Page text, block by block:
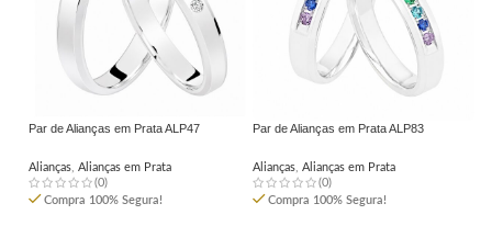
Par de Alianças em Prata ALP47
Alianças, Alianças em Prata
(0)
Compra 100% Segura!
Par de Alianças em Prata ALP83
Alianças, Alianças em Prata
(0)
Compra 100% Segura!